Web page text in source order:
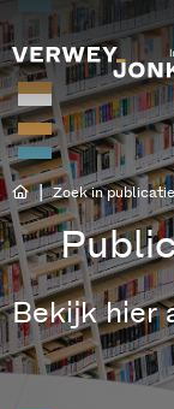
| Zoek in
Bekijk hier